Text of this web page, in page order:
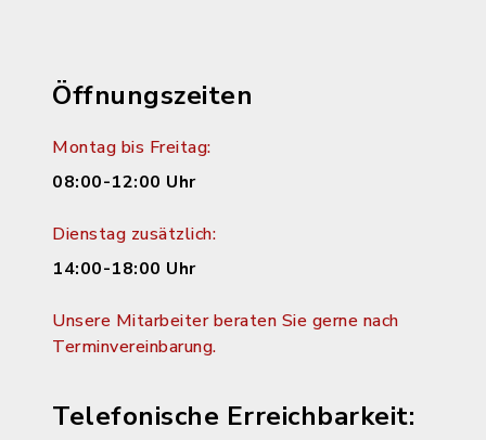
Öffnungszeiten
Montag bis Freitag:
08:00-12:00 Uhr
Dienstag zusätzlich:
14:00-18:00 Uhr
Unsere Mitarbeiter beraten Sie gerne nach
Terminvereinbarung.
Telefonische Erreichbarkeit: